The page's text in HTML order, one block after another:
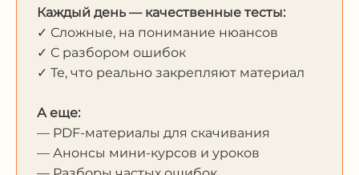
Каждый день — качественные тесты:
✓ Сложные, на понимание нюансов
✓ С разбором ошибок
✓ Те, что реально закрепляют материал
А еще:
— PDF-материалы для скачивания
— Анонсы мини-курсов и уроков